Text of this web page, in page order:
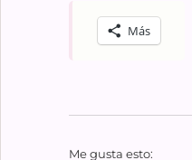
Más
Me gusta esto: